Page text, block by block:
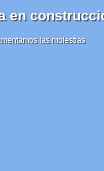
en
las molestias